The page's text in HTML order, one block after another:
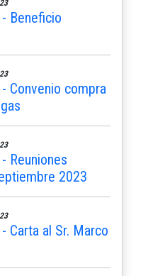
Beneficio
Convenio compra
Reuniones
2023
Carta al Sr. Marco